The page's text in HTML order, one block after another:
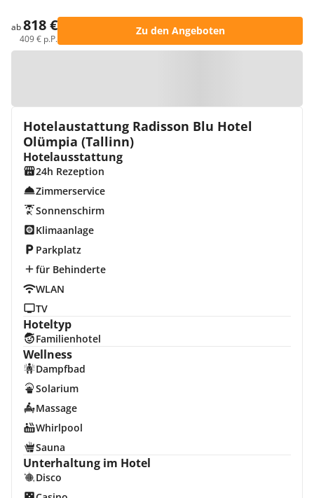
ab818 €
409 € p.P.
Zu den Angeboten
Hotelaustattung Radisson Blu Hotel
Olümpia (Tallinn)
Hotelausstattung
24h Rezeption
Zimmerservice
Sonnenschirm
Klimaanlage
Parkplatz
für Behinderte
WLAN
TV
Hoteltyp
Familienhotel
Wellness
Dampfbad
Solarium
Massage
Whirlpool
Sauna
Unterhaltung im Hotel
Disco